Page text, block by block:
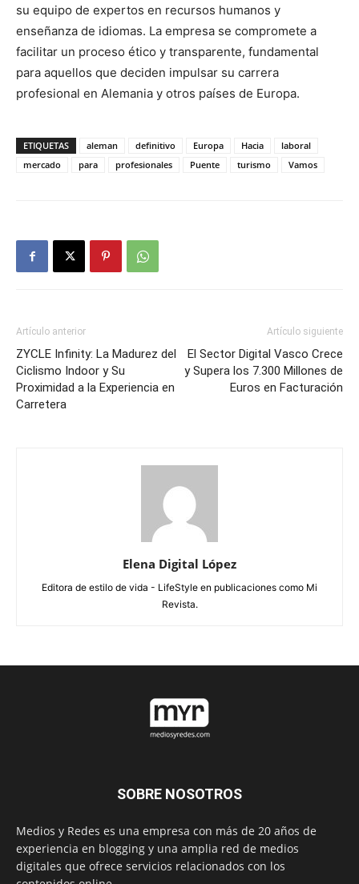
su equipo de expertos en recursos humanos y
enseñanza de idiomas. La empresa se compromete a
facilitar un proceso ético y transparente, fundamental
para aquellos que deciden impulsar su carrera
profesional en Alemania y otros países de Europa.
ETIQUETAS aleman definitivo Europa Hacia
laboral
mercado
para profesionales Puente turismo Vamos
Artículo anterior
ZYCLE Infinity: La Madurez del
Ciclismo Indoor y Su
Proximidad a la Experiencia en
Carretera
Artículo siguiente
El Sector Digital Vasco Crece
y Supera los 7.300 Millones de
Euros en Facturación
Elena Digital López
Editora de estilo de vida - LifeStyle en publicaciones como Mi
Revista.
SOBRE NOSOTROS
Medios y Redes es una empresa con más de 20 años de
experiencia en blogging y una amplia red de medios
digitales que ofrece servicios relacionados con los